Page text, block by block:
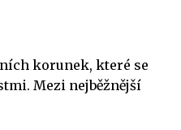
korunek, které se
Mezi nejběžnější